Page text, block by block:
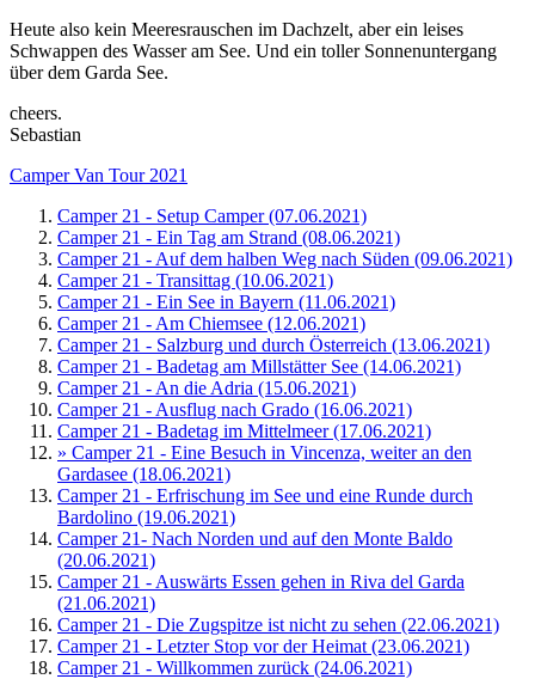
Heute also kein Meeresrauschen im Dachzelt, aber ein leises
Schwappen des Wasser am See. Und ein toller Sonnenuntergang
über dem Garda See.
cheers.
Sebastian
Camper Van Tour 2021
Camper 21 - Setup Camper (07.06.2021)
Camper 21 - Ein Tag am Strand (08.06.2021)
Camper 21 - Auf dem halben Weg nach Süden (09.06.2021)
Camper 21 - Transittag (10.06.2021)
Camper 21 - Ein See in Bayern (11.06.2021)
Camper 21 - Am Chiemsee (12.06.2021)
Camper 21 - Salzburg und durch Österreich (13.06.2021)
Camper 21 - Badetag am Millstätter See (14.06.2021)
Camper 21 - An die Adria (15.06.2021)
Camper 21 - Ausflug nach Grado (16.06.2021)
Camper 21 - Badetag im Mittelmeer (17.06.2021)
» Camper 21 - Eine Besuch in Vincenza, weiter an den
Gardasee (18.06.2021)
Camper 21 - Erfrischung im See und eine Runde durch
Bardolino (19.06.2021)
Camper 21- Nach Norden und auf den Monte Baldo
(20.06.2021)
Camper 21 - Auswärts Essen gehen in Riva del Garda
(21.06.2021)
Camper 21 - Die Zugspitze ist nicht zu sehen (22.06.2021)
Camper 21 - Letzter Stop vor der Heimat (23.06.2021)
Camper 21 - Willkommen zurück (24.06.2021)